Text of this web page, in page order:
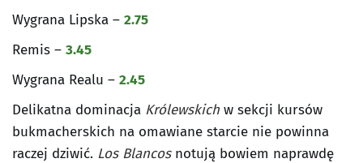
Wygrana Lipska – 2.75
Remis – 3.45
Wygrana Realu – 2.45
Delikatna dominacja Królewskich w sekcji kursów
bukmacherskich na omawiane starcie nie powinna
raczej dziwić. Los Blancosnotują bowiem naprawdę